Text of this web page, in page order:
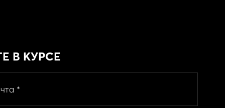
В КУРСЕ